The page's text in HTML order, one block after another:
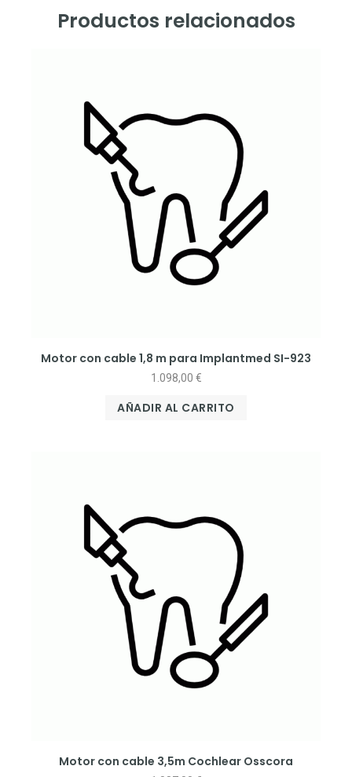
Productos relacionados
Motor con cable 1,8 m para Implantmed SI-923
1.098,00 €
AÑADIR AL CARRITO
Motor con cable 3,5m Cochlear Osscora